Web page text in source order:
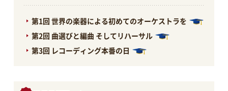
第1回 世界の楽器による初めてのオーケストラを
第2回 曲選びと編曲 そしてリハーサル
第3回 レコーディング本番の日